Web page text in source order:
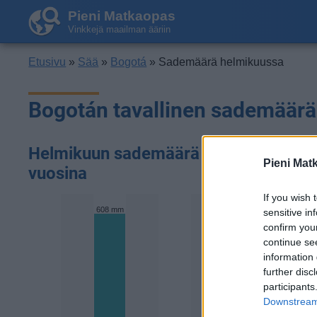
Pieni
If you wish
sensitive
confirm
continue
information
further
Pieni Matkaopas
Vinkkejä maailman ääriin
Etusivu » Sää » Bogotá » Sademäärä helmikuussa
Bogotán tavallinen
Helmikuun sademäärä aikaisempina
vuosina
608 mm